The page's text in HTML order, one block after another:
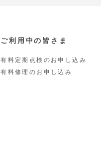
ご利用中の皆さま
有料定期点検のお申し込み
有料修理のお申し込み